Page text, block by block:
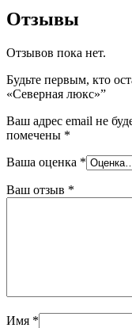
Отзывы
Отзывов пока нет.
Будьте первым, кто
«Северная люкс»”
Ваш адрес email не
помечены *
Ваша оценка *
Ваш отзыв *
Имя *